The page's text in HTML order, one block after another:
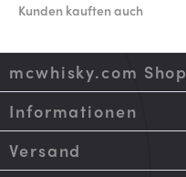
Kunden kauften auch
mcwhisky.com Shop
Informationen
Versand